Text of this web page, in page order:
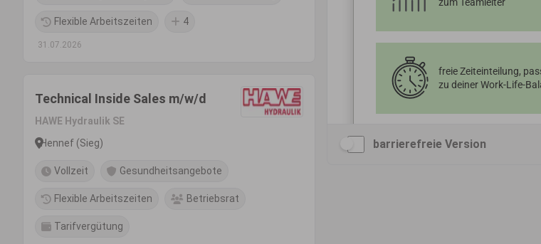
Flexible Arbeitszeiten 4
31.07.2026
Technical Inside Sales m/w/d
HAWE Hydraulik SE
Hennef (Sieg)
Vollzeit Gesundheitsangebote
Flexible Arbeitszeiten Betriebsrat
Tarifvergütung
barrierefreie Version